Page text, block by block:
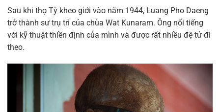
Sau khi thọ Tỳ kheo giới vào năm 1944, Luang Pho Daeng
trở thành sư trụ trì của chùa Wat Kunaram. Ông nổi tiếng
với kỹ thuật thiền định của mình và được rất nhiều đệ tử đi
theo.